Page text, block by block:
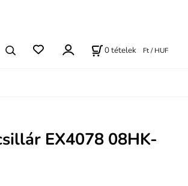
0tételek Ft / HUF
EX4078 08HK-